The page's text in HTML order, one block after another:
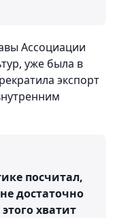
Ассоциации
уже была в
экспорт
посчитал,
достаточно
хватит